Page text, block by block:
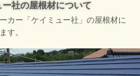
社の屋根材について
カー「ケイミュー社」の屋根材に
す。